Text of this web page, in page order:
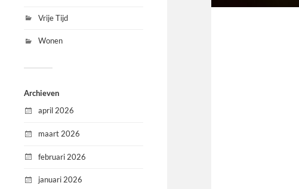
Vrije Tijd
Wonen
Archieven
april 2026
maart 2026
februari 2026
januari 2026